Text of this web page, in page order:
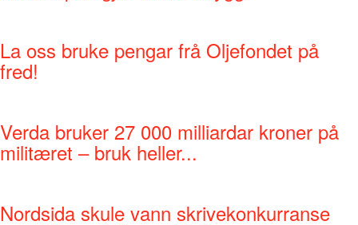
La oss bruke pengar frå Oljefondet på
fred!
Verda bruker 27 000 milliardar kroner på
militæret – bruk heller...
Nordsida skule vann skrivekonkurranse